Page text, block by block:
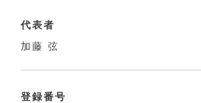
代表者
加藤 弦
登録番号